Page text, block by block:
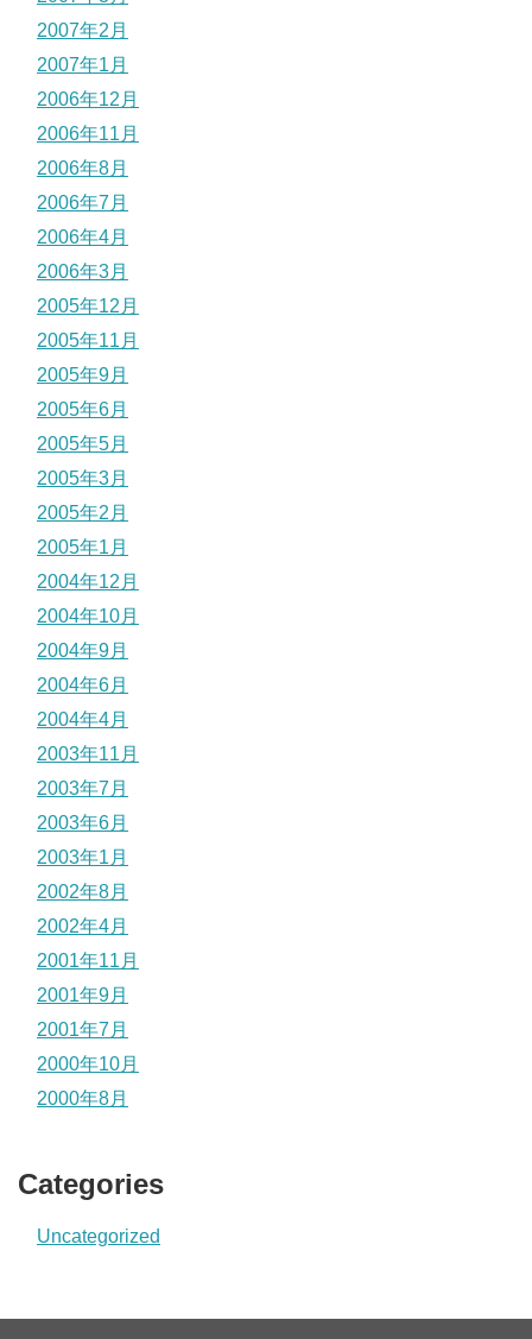
2007年2月
2007年1月
2006年12月
2006年11月
2006年8月
2006年7月
2006年4月
2006年3月
2005年12月
2005年11月
2005年9月
2005年6月
2005年5月
2005年3月
2005年2月
2005年1月
2004年12月
2004年10月
2004年9月
2004年6月
2004年4月
2003年11月
2003年7月
2003年6月
2003年1月
2002年8月
2002年4月
2001年11月
2001年9月
2001年7月
2000年10月
2000年8月
Categories
Uncategorized